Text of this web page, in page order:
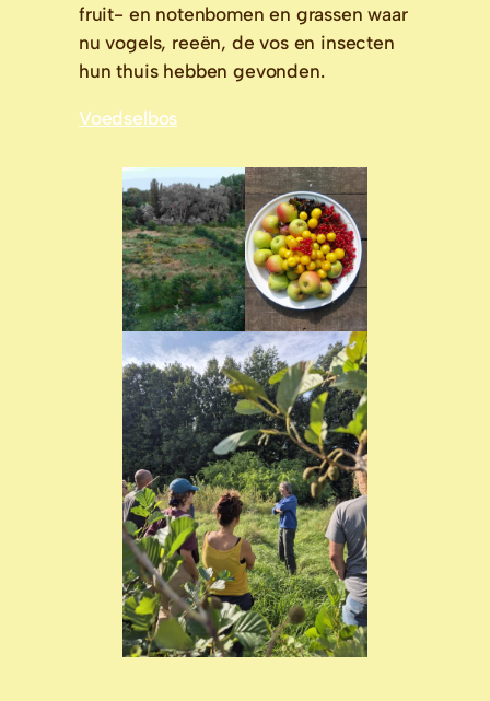
fruit- en notenbomen en grassen waar
nu vogels, reeën, de vos en insecten
hun thuis hebben gevonden.
Voedselbos